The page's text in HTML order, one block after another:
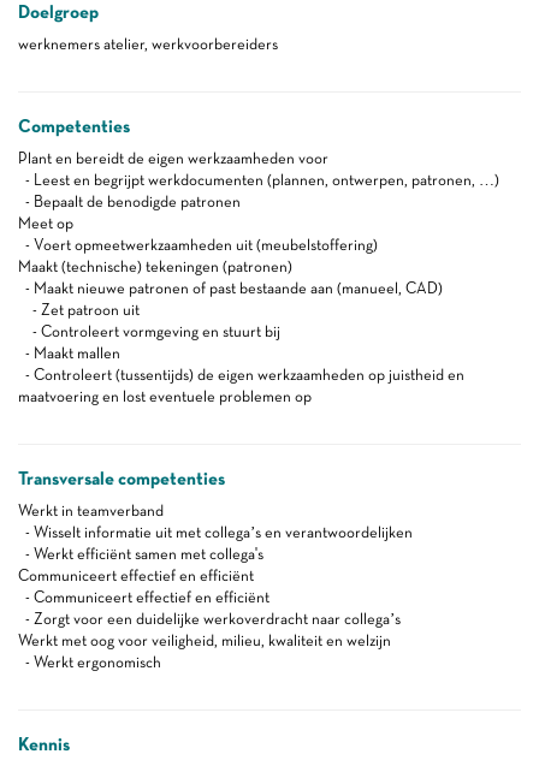
Doelgroep
werknemers atelier, werkvoorbereiders
Competenties
Plant en bereidt de eigen werkzaamheden voor
- Leest en begrijpt werkdocumenten (plannen, ontwerpen, patronen, …)
- Bepaalt de benodigde patronen
Meet op
- Voert opmeetwerkzaamheden uit (meubelstoffering)
Maakt (technische) tekeningen (patronen)
- Maakt nieuwe patronen of past bestaande aan (manueel, CAD)
- Zet patroon uit
- Controleert vormgeving en stuurt bij
- Maakt mallen
- Controleert (tussentijds) de eigen werkzaamheden op juistheid en
maatvoering en lost eventuele problemen op
Transversale competenties
Werkt in teamverband
- Wisselt informatie uit met collega’s en verantwoordelijken
- Werkt efficiënt samen met collega's
Communiceert effectief en efficiënt
- Communiceert effectief en efficiënt
- Zorgt voor een duidelijke werkoverdracht naar collega’s
Werkt met oog voor veiligheid, milieu, kwaliteit en welzijn
- Werkt ergonomisch
Kennis